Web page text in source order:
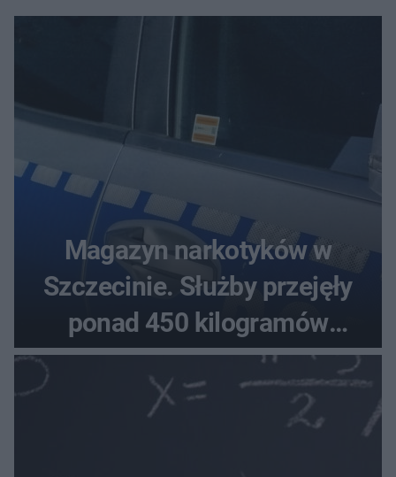
Magazyn narkotyków w
Szczecinie. Służby przejęły
ponad 450 kilogramów
towaru